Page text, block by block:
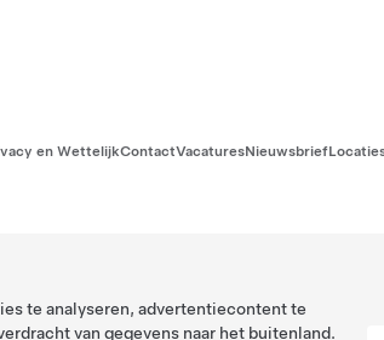
en WettelijkContactVacaturesNieuwsbrief
te analyseren, advertentiecontent te
van gegevens naar het buitenland.